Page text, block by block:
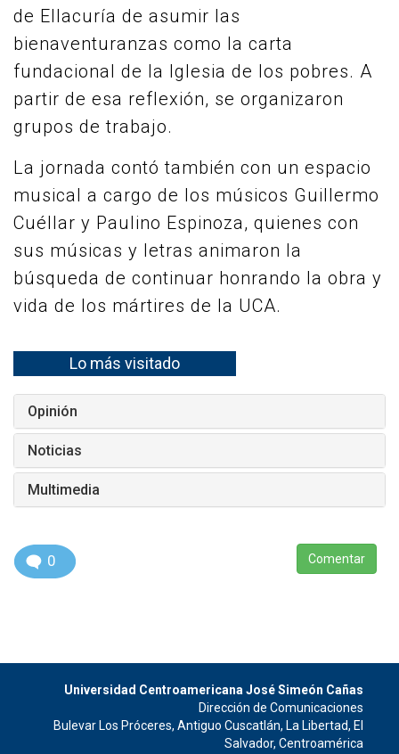
de Ellacuría de asumir las
bienaventuranzas como la carta
fundacional de la Iglesia de los pobres. A
partir de esa reflexión, se organizaron
grupos de trabajo.
La jornada contó también con un espacio
musical a cargo de los músicos Guillermo
Cuéllar y Paulino Espinoza, quienes con
sus músicas y letras animaron la
búsqueda de continuar honrando la obra y
vida de los mártires de la UCA.
Lo más visitado
Opinión
Noticias
Multimedia
0 Comentar
Universidad Centroamericana José Simeón Cañas
Dirección de Comunicaciones
Bulevar Los Próceres, Antiguo Cuscatlán, La Libertad, El
Salvador, Centroamérica